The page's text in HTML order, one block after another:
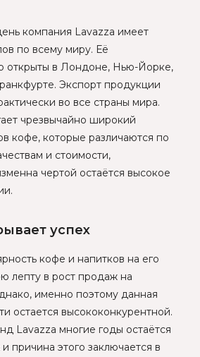
компания Lavazza имеет
по всему миру. Её
открыты в Лондоне, Нью-Йорке,
Экспорт продукции
во все страны мира.
чрезвычайно широкий
кофе, которые различаются по
и стоимости,
чертой остаётся высокое
успех
кофе и напитков на его
лепту в рост продаж на
именно поэтому данная
остается высококонкурентной.
Lavazza многие годы остаётся
причина этого заключается в